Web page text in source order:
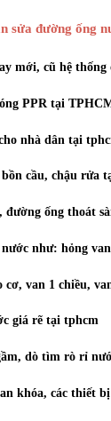
sửa đường ống
mới, cũ hệ
PPR tại
nhà dân tại
cầu, chậu rửa
đường ống thoát
như: hỏng
van 1 chiều,
giá rẽ tại tphcm
dò tìm rò rỉ
khóa, các thiết